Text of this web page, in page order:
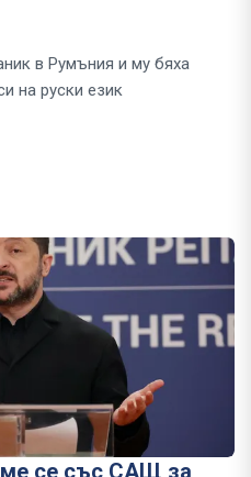
в Румъния и му бяха
на руски език